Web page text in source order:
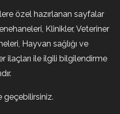
özel hazırlanan sayfalar
Klinikler, Veteriner
Hayvan sağlığı ve
ilaçları ile ilgili bilgilendirme
geçebilirsiniz.